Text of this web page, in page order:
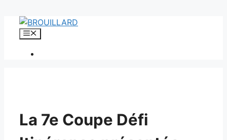
Aller
Menu
La 7e Coupe Défi